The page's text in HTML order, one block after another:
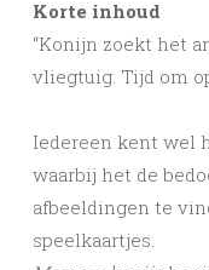
Korte inhoud
“Konijn zoekt het
vliegtuig. Tijd om
Iedereen kent wel
waarbij het de
afbeeldingen te
speelkaartjes.